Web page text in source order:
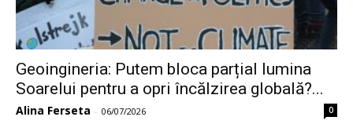
Geoingineria: Putem bloca parțial lumina
Soarelui pentru a opri încălzirea globală?...
Alina Ferseta - 06/07/2026 0